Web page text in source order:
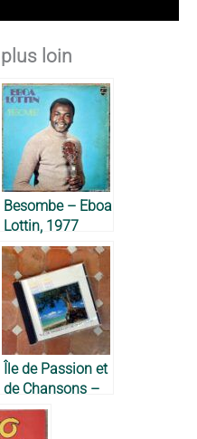
loin
Besombe – Eboa
Lottin, 1977
Île de Passion et
de Chansons –
Marco Payet,
1990